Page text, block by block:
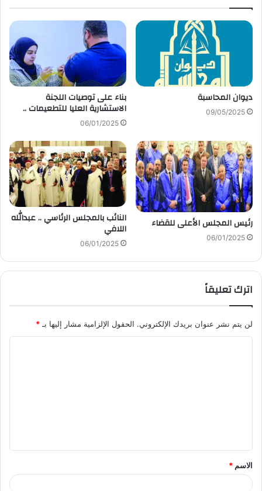
ديوان المحاسبة
09/05/2025
بناء على توصيات اللجنة
الاستشارية العليا للتطعيمات ..
06/01/2025
رئيس المجلس الأعلى للقضاء
06/01/2025
النائب بالمجلس الرئاسي .. عبدالله
اللافي
06/01/2025
اترك تعليقاً
لن يتم نشر عنوان بريدك الإلكتروني. الحقول الإلزامية مشار إليها بـ *
ق
*
الاسم *